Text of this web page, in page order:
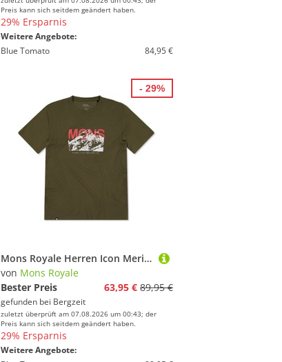
Preis kann sich seitdem geändert haben.
29% Ersparnis
Weitere Angebote:
Blue Tomato
84,95 €
Mons Royale Herren Icon Merino T-Shirt
von Mons Royale
Bester Preis
63,95 € 89,95 €
gefunden bei Bergzeit
zuletzt überprüft am 07.08.2026 um 00:43; der
Preis kann sich seitdem geändert haben.
29% Ersparnis
Weitere Angebote:
- 29%